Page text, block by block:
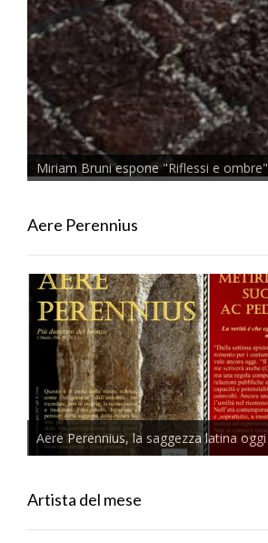
Miriam Bruni espone "Riflessi e ombre"
Aere Perennius
Aere Perennius, la saggezza latina oggi
Artista del mese